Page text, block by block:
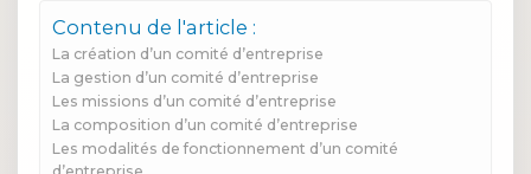
Contenu de l'article :
La création d’un comité d’entreprise
La gestion d’un comité d’entreprise
Les missions d’un comité d’entreprise
La composition d’un comité d’entreprise
Les modalités de fonctionnement d’un comité